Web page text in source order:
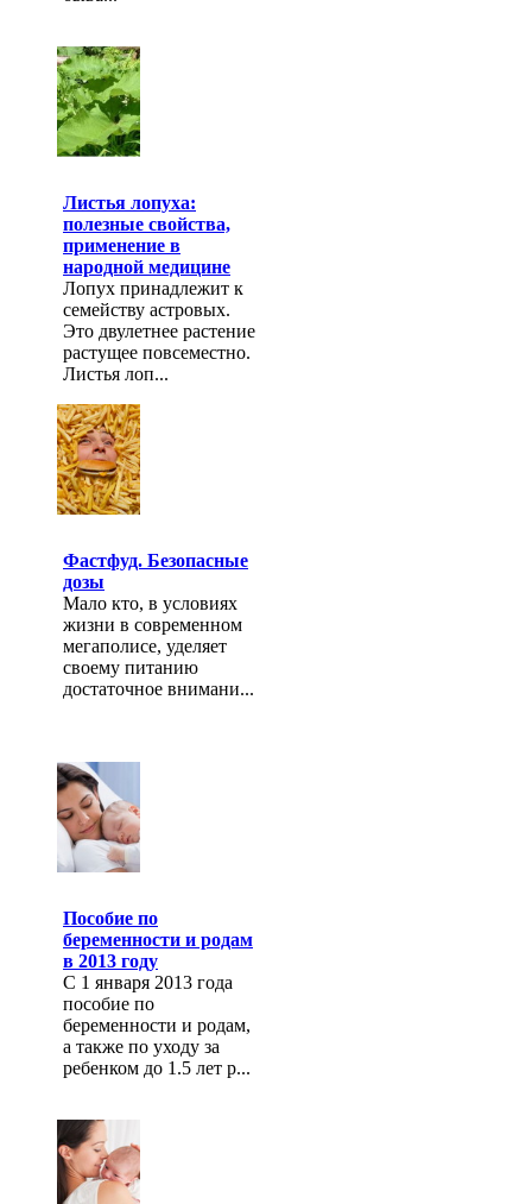
Листья лопуха:
полезные свойства,
применение в
народной медицине
Лопух принадлежит к
семейству астровых.
Это двулетнее растение
растущее повсеместно.
Листья лоп...
Фастфуд. Безопасные
дозы
Мало кто, в условиях
жизни в современном
мегаполисе, уделяет
своему питанию
достаточное внимани...
Пособие по
беременности и родам
в 2013 году
С 1 января 2013 года
пособие по
беременности и родам,
а также по уходу за
ребенком до 1.5 лет р...